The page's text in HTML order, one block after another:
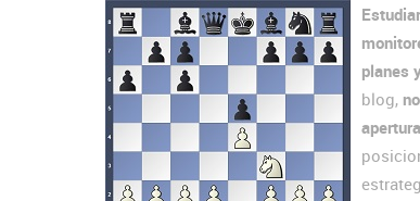
planes
blog,